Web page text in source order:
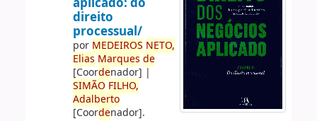
direito
processual/
por MEDEIROS NETO,
Elias Marques de
[Coordenador] |
SIMÃO FILHO,
Adalberto
[Coordenador].